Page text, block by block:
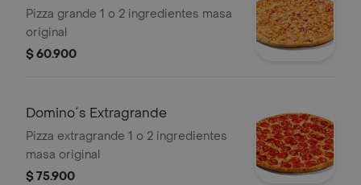
Pizza grande 1 o 2 ingredientes masa
original
$ 60.900
Domino´s Extragrande
Pizza extragrande 1 o 2 ingredientes
masa original
$ 75.900